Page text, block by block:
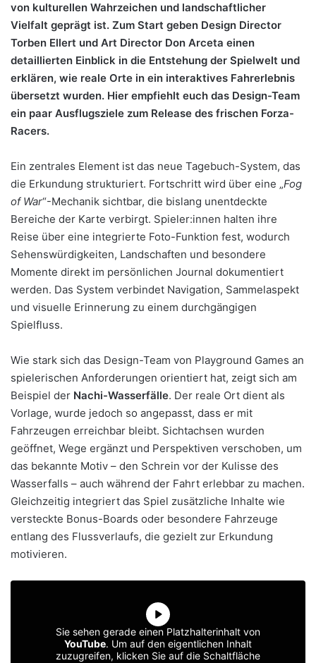
von kulturellen Wahrzeichen und landschaftlicher
Vielfalt geprägt ist. Zum Start geben Design Director
Torben Ellert und Art Director Don Arceta einen
detaillierten Einblick in die Entstehung der Spielwelt und
erklären, wie reale Orte in ein interaktives Fahrerlebnis
übersetzt wurden. Hier empfiehlt euch das Design-Team
ein paar Ausflugsziele zum Release des frischen Forza-
Racers.
Ein zentrales Element ist das neue Tagebuch-System, das
die Erkundung strukturiert. Fortschritt wird über eine „Fog
of War“-Mechanik sichtbar, die bislang unentdeckte
Bereiche der Karte verbirgt. Spieler:innen halten ihre
Reise über eine integrierte Foto-Funktion fest, wodurch
Sehenswürdigkeiten, Landschaften und besondere
Momente direkt im persönlichen Journal dokumentiert
werden. Das System verbindet Navigation, Sammelaspekt
und visuelle Erinnerung zu einem durchgängigen
Spielfluss.
Wie stark sich das Design-Team von Playground Games an
spielerischen Anforderungen orientiert hat, zeigt sich am
Beispiel der Nachi-Wasserfälle. Der reale Ort dient als
Vorlage, wurde jedoch so angepasst, dass er mit
Fahrzeugen erreichbar bleibt. Sichtachsen wurden
geöffnet, Wege ergänzt und Perspektiven verschoben, um
das bekannte Motiv – den Schrein vor der Kulisse des
Wasserfalls – auch während der Fahrt erlebbar zu machen.
Gleichzeitig integriert das Spiel zusätzliche Inhalte wie
versteckte Bonus-Boards oder besondere Fahrzeuge
entlang des Flussverlaufs, die gezielt zur Erkundung
motivieren.
Sie sehen gerade einen Platzhalterinhalt von
YouTube. Um auf den eigentlichen Inhalt
zuzugreifen, klicken Sie auf die Schaltfläche